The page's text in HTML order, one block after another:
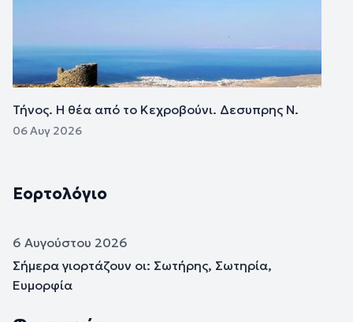
Τήνος. Η θέα από το Κεχροβούνι. Δεσυπρης Ν.
06 Αυγ 2026
Εορτολόγιο
6 Αυγούστου 2026
Σήμερα γιορτάζουν οι: Σωτήρης, Σωτηρία,
Ευμορφία